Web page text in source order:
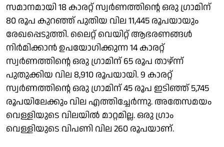
സമാനമായി 18 കാരറ്റ് സ്വർണത്തിന്റെ ഒരു ​ഗ്രാമിന്
80 രൂപ കുറഞ്ഞ് പുതിയ വില 11,445 രൂപയായും
രേഖപ്പെടുത്തി. ലൈറ്റ് വെയിറ്റ് ആഭരണങ്ങൾ
നിർമിക്കാൻ ഉപയോ​ഗിക്കുന്ന 14 കാരറ്റ്
സ്വർണത്തിന്റെ ഒരു ​ഗ്രാമിന് 65 രൂപ താഴ്ന്ന്
പുതുക്കിയ വില 8,910 രൂപയായി. 9 കാരറ്റ്
സ്വർണത്തിന്റെ ഒരു ​ഗ്രാമിന് 45 രൂപ ഇടിഞ്ഞ് 5,745
രൂപയിലേക്കും വില എത്തിച്ചേർന്നു. അതേസമയം
വെള്ളിയുടെ വിലയിൽ മാറ്റമില്ല. ഒരു ​ഗ്രാം
വെള്ളിയുടെ വിപണി വില 260 രൂപയാണ്.